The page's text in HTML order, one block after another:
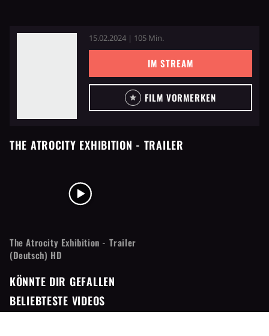
15.02.2024 | 105 Min.
IM STREAM
FILM VORMERKEN
THE ATROCITY EXHIBITION - TRAILER
The Atrocity Exhibition - Trailer
(Deutsch) HD
KÖNNTE DIR GEFALLEN
BELIEBTESTE VIDEOS